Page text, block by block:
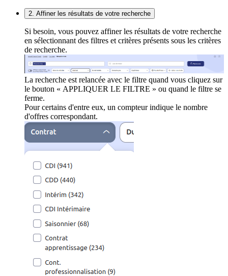
2. Affiner les résultats de votre recherche
Si besoin, vous pouvez affiner les résultats de votre recherche
en sélectionnant des filtres et critères présents sous les critères
de recherche.
La recherche est relancée avec le filtre quand vous cliquez sur
le bouton « APPLIQUER LE FILTRE » ou quand le filtre se
ferme.
Pour certains d'entre eux, un compteur indique le nombre
d'offres correspondant.